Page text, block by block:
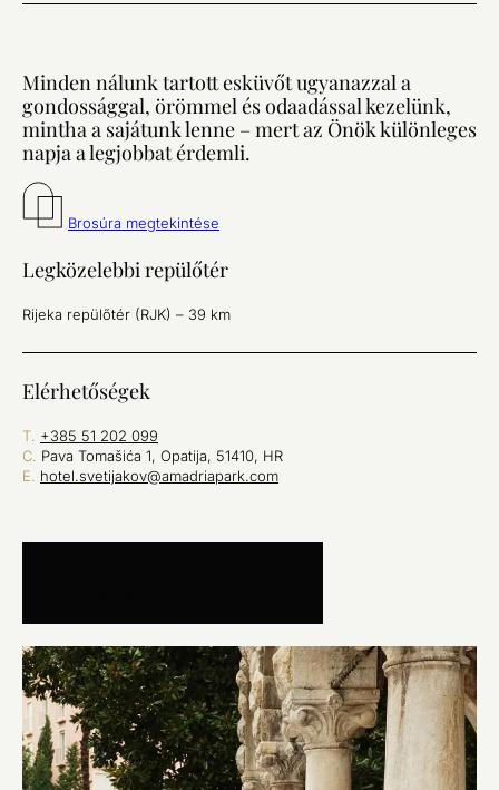
Minden nálunk tartott esküvőt ugyanazzal a
gondossággal, örömmel és odaadással kezelünk,
mintha a sajátunk lenne – mert az Önök különleges
napja a legjobbat érdemli.
Brosúra megtekintése
Legközelebbi repülőtér
Rijeka repülőtér (RJK) – 39 km
Elérhetőségek
T. +385 51 202 099
C. Pava Tomašića 1, Opatija, 51410, HR
E. hotel.svetijakov@amadriapark.com